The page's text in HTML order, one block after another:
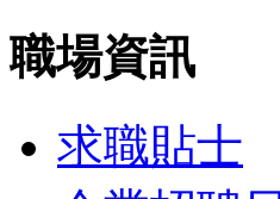
職場資訊
求職貼士